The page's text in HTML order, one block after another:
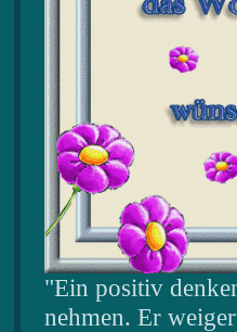
"Ein positiv
nehmen. Er